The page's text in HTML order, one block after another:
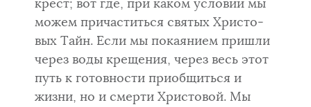
крест; вот где, при каком условии мы
можем причаститься святых Христо­
вых Тайн. Если мы покаянием пришли
через воды крещения, через весь этот
путь к готовности приобщиться и
жизни, но и смерти Христовой. Мы